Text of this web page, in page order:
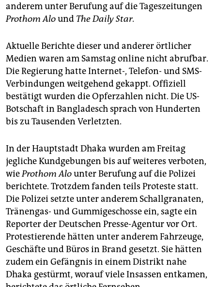
anderem unter Berufung auf die Tageszeitungen
Prothom Alound The Daily Star.
Aktuelle Berichte dieser und anderer örtlicher
Medien waren am Samstag online nicht abrufbar.
Die Regierung hatte Internet-, Telefon- und SMS-
Verbindungen weitgehend gekappt. Offiziell
bestätigt wurden die Opferzahlen nicht. Die US-
Botschaft in Bangladesch sprach von Hunderten
bis zu Tausenden Verletzten.
In der Hauptstadt Dhaka wurden am Freitag
jegliche Kundgebungen bis auf weiteres verboten,
wieProthom Alounter Berufung auf die Polizei
berichtete. Trotzdem fanden teils Proteste statt.
Die Polizei setzte unter anderem Schallgranaten,
Tränengas- und Gummigeschosse ein, sagte ein
Reporter der Deutschen Presse-Agentur vor Ort.
Protestierende hätten unter anderem Fahrzeuge,
Geschäfte und Büros in Brand gesetzt. Sie hätten
zudem ein Gefängnis in einem Distrikt nahe
Dhaka gestürmt, worauf viele Insassen entkamen,